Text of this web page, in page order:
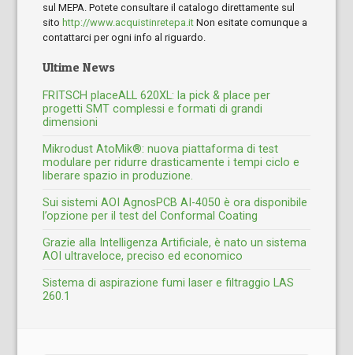
sul MEPA. Potete consultare il catalogo direttamente sul
sito http://www.acquistinretepa.it Non esitate comunque a
contattarci per ogni info al riguardo.
Ultime News
FRITSCH placeALL 620XL: la pick & place per
progetti SMT complessi e formati di grandi
dimensioni
Mikrodust AtoMik®: nuova piattaforma di test
modulare per ridurre drasticamente i tempi ciclo e
liberare spazio in produzione.
Sui sistemi AOI AgnosPCB AI-4050 è ora disponibile
l’opzione per il test del Conformal Coating
Grazie alla Intelligenza Artificiale, è nato un sistema
AOI ultraveloce, preciso ed economico
Sistema di aspirazione fumi laser e filtraggio LAS
260.1